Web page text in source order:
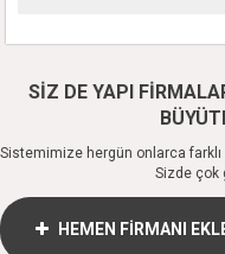
SİZ DE YAPI
Sistemimize hergün onlarca farklı
Sizde çok
HEMEN FİRMANI